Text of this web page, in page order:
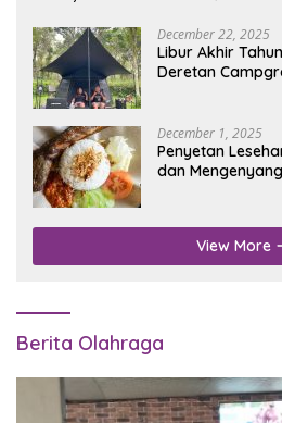
December 22, 2025
Libur Akhir
Deretan
December 1, 2025
Penyetan
dan
View More
Berita Olahraga